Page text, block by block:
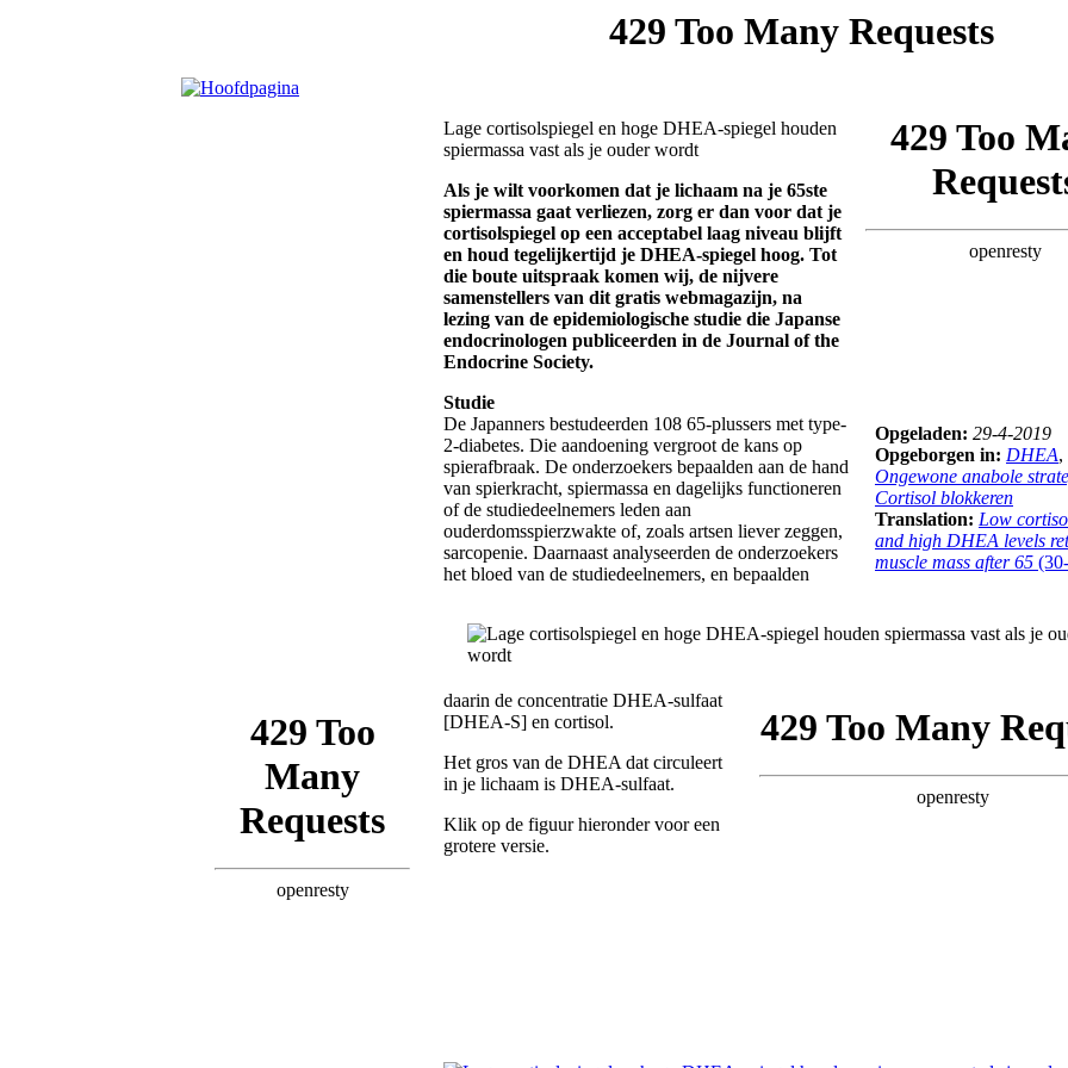
Opgeladen: 29-4-2019
Opgeborgen in: DHEA,
Ongewone anabole
Cortisol blokkeren
Translation: Low
and high DHEA levels
muscle mass after 65
Lage cortisolspiegel en hoge DHEA-spiegel houden
spiermassa vast als je ouder wordt
Als je wilt voorkomen dat je lichaam na je 65ste
spiermassa gaat verliezen, zorg er dan voor dat je
cortisolspiegel op een acceptabel laag niveau blijft
en houd tegelijkertijd je DHEA-spiegel hoog. Tot
die boute uitspraak komen wij, de nijvere
samenstellers van dit gratis webmagazijn, na
lezing van de epidemiologische studie die Japanse
endocrinologen publiceerden in de Journal of the
Endocrine Society.
Studie
De Japanners bestudeerden 108 65-plussers met type-
2-diabetes. Die aandoening vergroot de kans op
spierafbraak. De onderzoekers bepaalden aan de hand
van spierkracht, spiermassa en dagelijks functioneren
of de studiedeelnemers leden aan
ouderdomsspierzwakte of, zoals artsen liever zeggen,
sarcopenie. Daarnaast analyseerden de onderzoekers
het bloed van de studiedeelnemers, en bepaalden
daarin de concentratie DHEA-sulfaat
[DHEA-S] en cortisol.
Het gros van de DHEA dat circuleert
in je lichaam is DHEA-sulfaat.
Klik op de figuur hieronder voor een
grotere versie.